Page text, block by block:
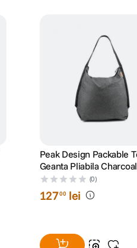
Peak Design Packable
Geanta Pliabila Charcoal
(0)
12700 lei